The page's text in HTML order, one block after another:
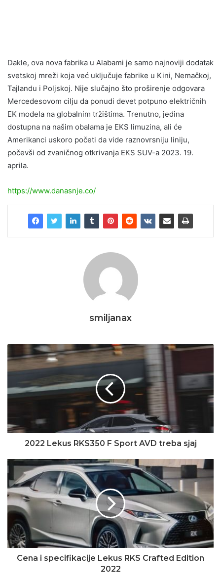
Dakle, ova nova fabrika u Alabami je samo najnoviji dodatak
svetskoj mreži koja već uključuje fabrike u Kini, Nemačkoj,
Tajlandu i Poljskoj. Nije slučajno što proširenje odgovara
Mercedesovom cilju da ponudi devet potpuno električnih
EK modela na globalnim tržištima. Trenutno, jedina
dostupna na našim obalama je EKS limuzina, ali će
Amerikanci uskoro početi da vide raznovrsniju liniju,
počevši od zvaničnog otkrivanja EKS SUV-a 2023. 19.
aprila.
https://www.danasnje.co/
smiljanax
2022 Lekus RKS350 F Sport AVD treba sjaj
Cena i specifikacije Lekus RKS Crafted Edition
2022